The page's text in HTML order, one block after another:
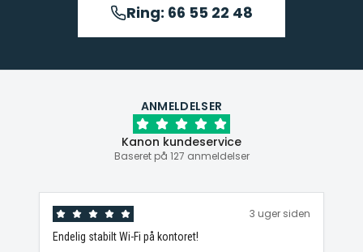
Ring: 66 55 22 48
ANMELDELSER
Kanon kundeservice
Baseret på 127 anmeldelser
3 uger siden
Endelig stabilt Wi-Fi på kontoret!